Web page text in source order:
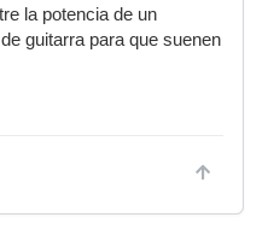
la potencia de un
guitarra para que suenen